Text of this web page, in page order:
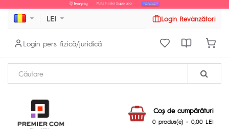
LEI Login Revânzători
Login pers fizică/juridică
Coş de cumpărături
0 produs(e) - 0,00 LEI